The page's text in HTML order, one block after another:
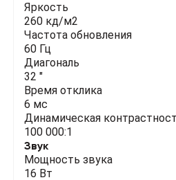
Яркость
260 кд/м2
Частота обновления
60 Гц
Диагональ
32 "
Время отклика
6 мс
Динамическая
100 000:1
Звук
Мощность звука
16 Вт